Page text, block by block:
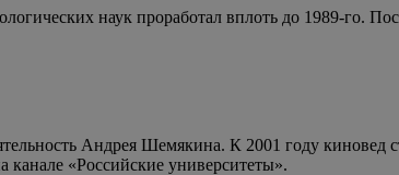
наук проработал вплоть до 1989-го.
Андрея Шемякина. К 2001 году
канале «Российские университеты».